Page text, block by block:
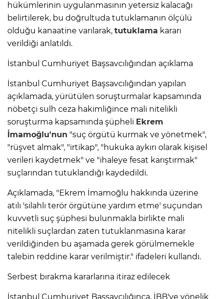
hükümlerinin uygulanmasının yetersiz kalacağı
belirtilerek, bu doğrultuda tutuklamanın ölçülü
olduğu kanaatine varılarak, tutuklama kararı
verildiği anlatıldı.
İstanbul Cumhuriyet Başsavcılığından açıklama
İstanbul Cumhuriyet Başsavcılığından yapılan
açıklamada, yürütülen soruşturmalar kapsamında
nöbetçi sulh ceza hakimliğince mali nitelikli
soruşturma kapsamında şüpheli Ekrem
İmamoğlu'nun "suç örgütü kurmak ve yönetmek",
"rüşvet almak", "irtikap", "hukuka aykırı olarak kişisel
verileri kaydetmek" ve "ihaleye fesat karıştırmak"
suçlarından tutuklandığı kaydedildi.
Açıklamada, "Ekrem İmamoğlu hakkında üzerine
atılı 'silahlı terör örgütüne yardım etme' suçundan
kuvvetli suç şüphesi bulunmakla birlikte mali
nitelikli suçlardan zaten tutuklanmasına karar
verildiğinden bu aşamada gerek görülmemekle
talebin reddine karar verilmiştir." ifadeleri kullandı.
Serbest bırakma kararlarına itiraz edilecek
İstanbul Cumhuriyet Başsavcılığınca, İBB'ye yönelik